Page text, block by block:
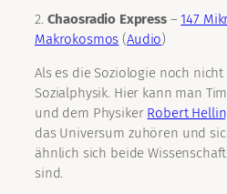
2. Chaosradio Express– 147
Makrokosmos (Audio)
Als es die Soziologie noch nicht
Sozialphysik. Hier kann man
und dem Physiker Robert
das Universum zuhören und
ähnlich sich beide
sind.